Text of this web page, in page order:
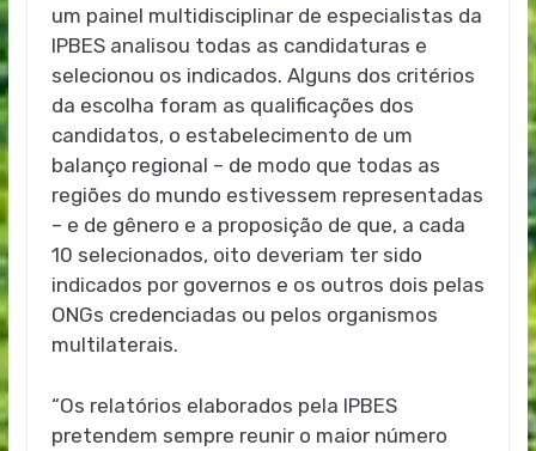
um painel multidisciplinar de especialistas da
IPBES analisou todas as candidaturas e
selecionou os indicados. Alguns dos critérios
da escolha foram as qualificações dos
candidatos, o estabelecimento de um
balanço regional – de modo que todas as
regiões do mundo estivessem representadas
– e de gênero e a proposição de que, a cada
10 selecionados, oito deveriam ter sido
indicados por governos e os outros dois pelas
ONGs credenciadas ou pelos organismos
multilaterais.
“Os relatórios elaborados pela IPBES
pretendem sempre reunir o maior número